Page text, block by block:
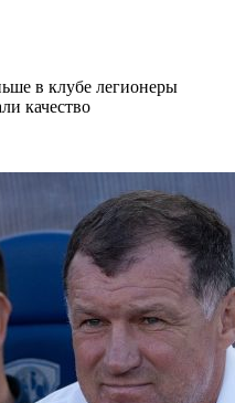
в клубе легионеры
качество